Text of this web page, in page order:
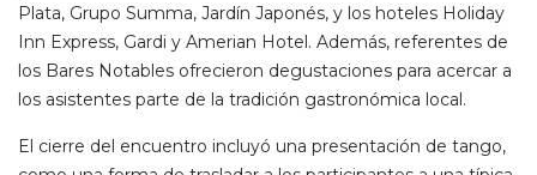
Plata, Grupo Summa, Jardín Japonés, y los hoteles Holiday
Inn Express, Gardi y Amerian Hotel. Además, referentes de
los Bares Notables ofrecieron degustaciones para acercar a
los asistentes parte de la tradición gastronómica local.
El cierre del encuentro incluyó una presentación de tango,